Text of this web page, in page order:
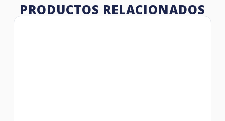
PRODUCTOS RELACIONADOS